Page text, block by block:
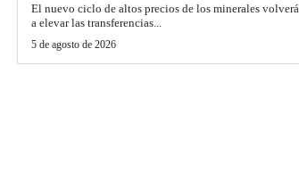
El nuevo ciclo de altos precios de los minerales volverá
a elevar las transferencias...
5 de agosto de 2026